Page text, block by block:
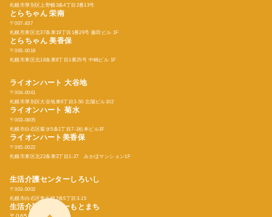
札幌市厚別区上野幌3条4丁目2番13号
とらちゃん 栄南
〒007-837
札幌市東区北37条東19丁目1番26号 藤田ビル 1F
とらちゃん 美香保
〒065-0018
札幌市東区北18条東8丁目1番25号 中嶋ビル 1F
ライオンハート 大谷地
〒004-0041
札幌市厚別区大谷地東6丁目3-50 北陽ビル102
ライオンハート 菊水
〒003-0805
札幌市白石区菊水5条1丁目7-1松本ビル1F
ライオンハート美香保
〒065-0022
札幌市東区北22条東3丁目1-27 みかほマンション1F
生活介護センターしろいし
〒003-0002
札幌市白石区東札幌2条5丁目3-15
生活介護センターもとまち